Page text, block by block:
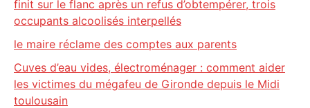
finit sur le flanc après un refus d’obtempérer, trois
occupants alcoolisés interpellés
le maire réclame des comptes aux parents
Cuves d’eau vides, électroménager : comment aider
les victimes du mégafeu de Gironde depuis le Midi
toulousain